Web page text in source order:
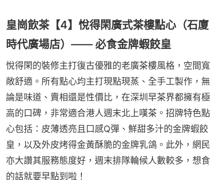
皇崗飲茶【4】悅得閑廣式茶樓點心（石廈
時代廣場店）—— 必食金牌蝦餃皇
悅得閑的裝修主打復古優雅的老廣茶樓風格，空間寬
敞舒適。所有點心均主打現點現蒸、全手工製作，無
論是味道、賣相還是性價比，在深圳早茶界都擁有極
高的口碑，非常適合港人週末北上嘆茶。招牌特色點
心包括：皮薄透亮且口感Q彈、鮮甜多汁的金牌蝦餃
皇，以及外皮烤得金黃酥脆的金牌乳鴿。此外，網民
亦大讚其服務態度好，週末排隊輪候人數較多，想食
的話就要早點到啦！